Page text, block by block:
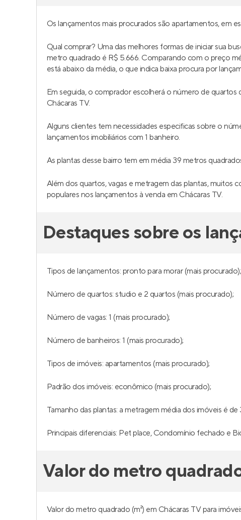
Os lançamentos mais procurados são apartamentos, em
Qual comprar? Uma das melhores formas de iniciar sua
metro quadrado é R$ 5.666. Comparando com o preço
está abaixo da média, o que indica baixa procura por
Em seguida, o comprador escolherá o número de
Chácaras TV.
Alguns clientes tem necessidades especificas sobre o
lançamentos imobiliários com 1 banheiro.
As plantas desse bairro tem em média 39 metros
Além dos quartos, vagas e metragem das plantas, muitos
populares nos lançamentos à venda em Chácaras TV.
Destaques sobre os
Tipos de lançamentos: pronto para morar (mais procurado);
Número de quartos: studio e 2 quartos (mais procurado);
Número de vagas: 1 (mais procurado);
Número de banheiros: 1 (mais procurado);
Tipos de imóveis: apartamentos (mais procurado);
Padrão dos imóveis: econômico (mais procurado);
Tamanho das plantas: a metragem média dos imóveis é de
Principais diferenciais: Pet place, Condomínio fechado e
Valor do metro
Valor do metro quadrado (m²) em Chácaras TV para